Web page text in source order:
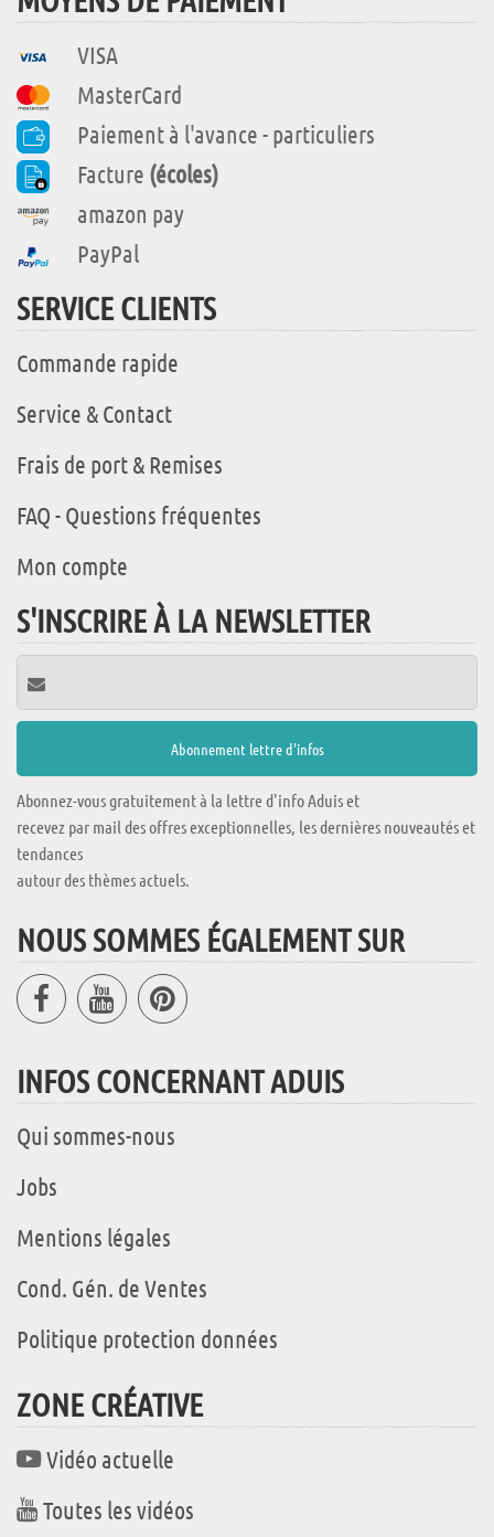
VISA
MasterCard
Paiement à l'avance - particuliers
Facture (écoles)
amazon pay
PayPal
SERVICE CLIENTS
Commande rapide
Service & Contact
Frais de port & Remises
FAQ - Questions fréquentes
Mon compte
S'INSCRIRE À LA NEWSLETTER
Abonnez-vous gratuitement à la lettre d'info Aduis et
recevez par mail des offres exceptionnelles, les dernières nouveautés et
tendances
autour des thèmes actuels.
NOUS SOMMES ÉGALEMENT SUR
INFOS CONCERNANT ADUIS
Qui sommes-nous
Jobs
Mentions légales
Cond. Gén. de Ventes
Politique protection données
ZONE CRÉATIVE
Vidéo actuelle
Toutes les vidéos